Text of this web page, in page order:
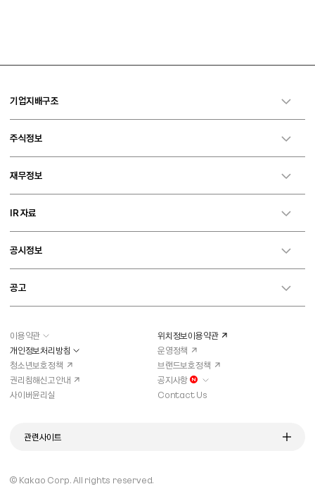
기업지배구조
주식정보
재무정보
IR 자료
공시정보
공고
이용약관
위치정보이용약관
개인정보처리방침
운영정책
청소년보호정책
브랜드보호정책
권리침해신고안내
공지사항
사이버윤리실 Contact Us
관련사이트
© Kakao Corp.All rights reserved.